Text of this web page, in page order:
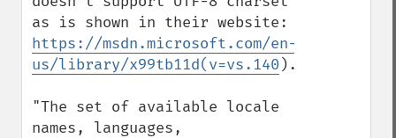
https://msdn.microsoft.com/en-
us/library/x99tb11d(v=vs.140 ).aspx
"The set of available locale
names, languages,